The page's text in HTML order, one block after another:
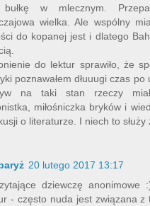
w mlecznym.
wielka. Ale wspólny
do kopanej jest i dlatego
do lektur sprawiło, że
poznawałem dłuuugi czas po
na taki stan rzeczy
miłośniczka bryków i
o literaturze. I niech to
20 lutego 2017 13:17
dziewczę anonimowe
- często nuda jest związana z